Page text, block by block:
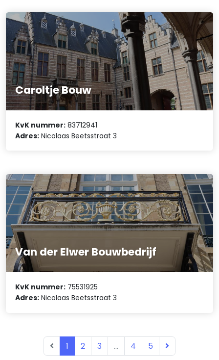
Caroltje Bouw
KvK nummer: 83712941
Adres: Nicolaas Beetsstraat 3
Van der Elwer Bouwbedrijf
KvK nummer: 75531925
Adres: Nicolaas Beetsstraat 3
1 2 3 ... 4 5